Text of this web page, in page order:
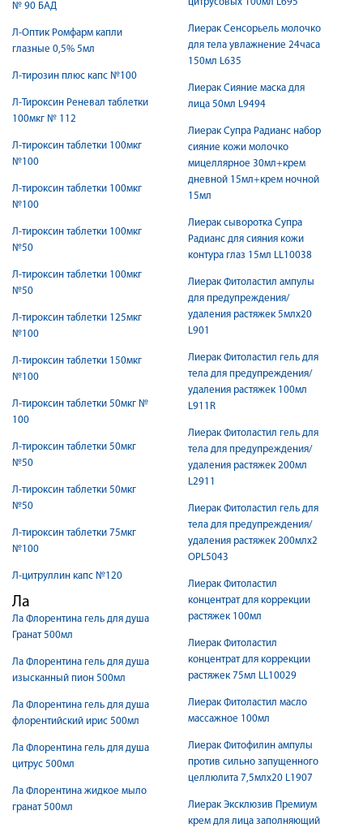
№ 90 БАД
Л-Оптик Ромфарм капли
глазные 0,5% 5мл
Л-тирозин плюс капс №100
Л-Тироксин Реневал таблетки
100мкг № 112
Л-тироксин таблетки 100мкг
№100
Л-тироксин таблетки 100мкг
№100
Л-тироксин таблетки 100мкг
№50
Л-тироксин таблетки 100мкг
№50
Л-тироксин таблетки 125мкг
№100
Л-тироксин таблетки 150мкг
№100
Л-тироксин таблетки 50мкг №
100
Л-тироксин таблетки 50мкг
№50
Л-тироксин таблетки 50мкг
№50
Л-тироксин таблетки 75мкг
№100
Л-цитруллин капс №120
Ла
Ла Флорентина гель для душа
Гранат 500мл
Ла Флорентина гель для душа
изысканный пион 500мл
Ла Флорентина гель для душа
флорентийский ирис 500мл
Ла Флорентина гель для душа
цитрус 500мл
Ла Флорентина жидкое мыло
гранат 500мл
Лиерак Сенсорьель молочко
для тела увлажнение 24часа
150мл L635
Лиерак Сияние маска для
лица 50мл L9494
Лиерак Супра Радианс набор
сияние кожи молочко
мицеллярное 30мл+крем
дневной 15мл+крем ночной
15мл
Лиерак сыворотка Супра
Радианс для сияния кожи
контура глаз 15мл LL10038
Лиерак Фитоластил ампулы
для предупреждения/
удаления растяжек 5млх20
L901
Лиерак Фитоластил гель для
тела для предупреждения/
удаления растяжек 100мл
L911R
Лиерак Фитоластил гель для
тела для предупреждения/
удаления растяжек 200мл
L2911
Лиерак Фитоластил гель для
тела для предупреждения/
удаления растяжек 200млх2
OPL5043
Лиерак Фитоластил
концентрат для коррекции
растяжек 100мл
Лиерак Фитоластил
концентрат для коррекции
растяжек 75мл LL10029
Лиерак Фитоластил масло
массажное 100мл
Лиерак Фитофилин ампулы
против сильно запущенного
целлюлита 7,5млх20 L1907
Лиерак Эксклюзив Премиум
крем для лица заполняющий